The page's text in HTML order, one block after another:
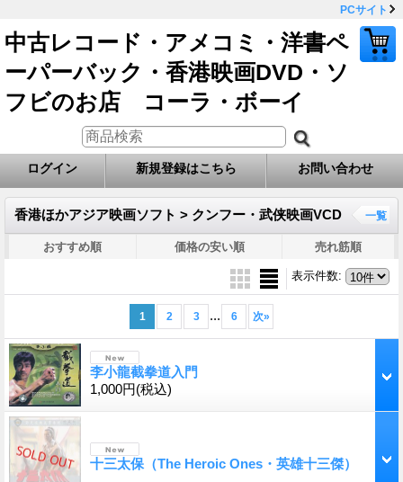
PCサイト
中古レコード・アメコミ・洋書ペ
ーパーバック・香港映画DVD・ソ
フビのお店 コーラ・ボーイ
ログイン 新規登録はこちら お問い合わせ
香港ほかアジア映画ソフト > クンフー・武侠映画VCD 一覧
おすすめ順 価格の安い順 売れ筋順
表示件数:
1 2 3 ... 6 次»
李小龍截拳道入門
1,000円(税込)
十三太保（The Heroic Ones・英雄十三傑）